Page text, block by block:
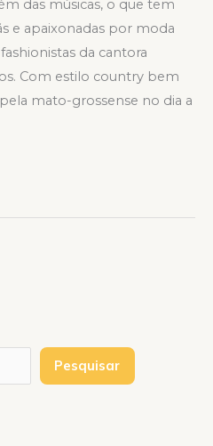
das músicas, o que tem
e apaixonadas por moda
da cantora
Com estilo country bem
mato-grossense no dia a
Pesquisar